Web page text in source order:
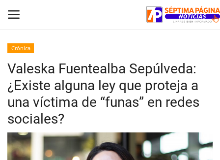
Inicio
Crónica
Policial
Tribunales
Crónica
Valeska Fuentealba Sepúlveda:
¿Existe alguna ley que proteja a
una víctima de “funas” en redes
sociales?